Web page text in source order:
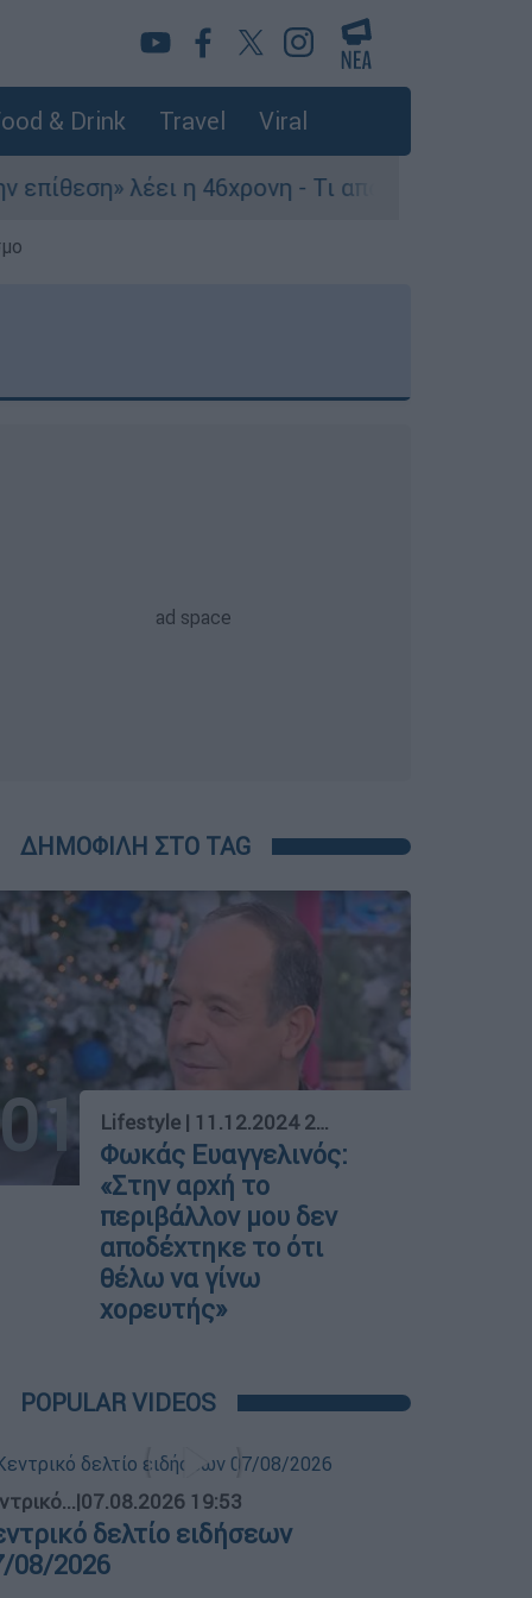
& Drink Travel Viral
46χρονη - Τι αποκάλυψε στους αστυνομικούς
ΔΗΜΟΦΙΛΗ ΣΤΟ TAG
01 Lifestyle | 11.12.2024 20:00
Φωκάς Ευαγγελινός:
«Στην αρχή το
περιβάλλον μου δεν
αποδέχτηκε το ότι
θέλω να γίνω
χορευτής»
POPULAR VIDEOS
|07.08.2026 19:53
δελτίο ειδήσεων
08/2026